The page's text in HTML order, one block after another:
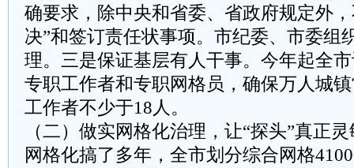
确要求，除中央和省委、省政府规定外
决”和签订责任状事项。市纪委、市委组
理。三是保证基层有人干事。今年起全
专职工作者和专职网格员，确保万人城
工作者不少于18人。
（二）做实网格化治理，让“探头”真正灵
网格化搞了多年，全市划分综合网格